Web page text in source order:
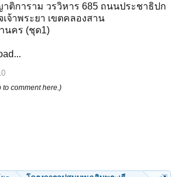
ติการาม วรวิหาร 685 ถนนประชาธิปก
เจ้าพระยา เขตคลองสาน
นคร (ชุด1)
to comment here.)